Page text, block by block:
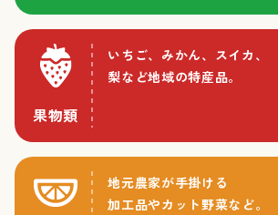
果物類
いちご、みかん、スイカ、
梨など地域の特産品。
地元農家が手掛ける
加工品やカット野菜など。